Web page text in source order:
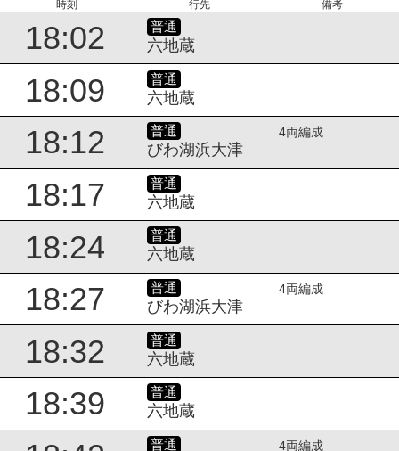
時刻 行先 備考
18:02 普通
六地蔵
18:09 普通
六地蔵
18:12 普通
びわ湖浜大津
4両編成
18:17 普通
六地蔵
18:24 普通
六地蔵
18:27 普通
びわ湖浜大津
4両編成
18:32 普通
六地蔵
18:39 普通
六地蔵
普通 4両編成